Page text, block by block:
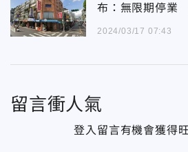
布：無限期停業
2024/03/17 07:43
留言衝人氣
登入留言有機會獲得